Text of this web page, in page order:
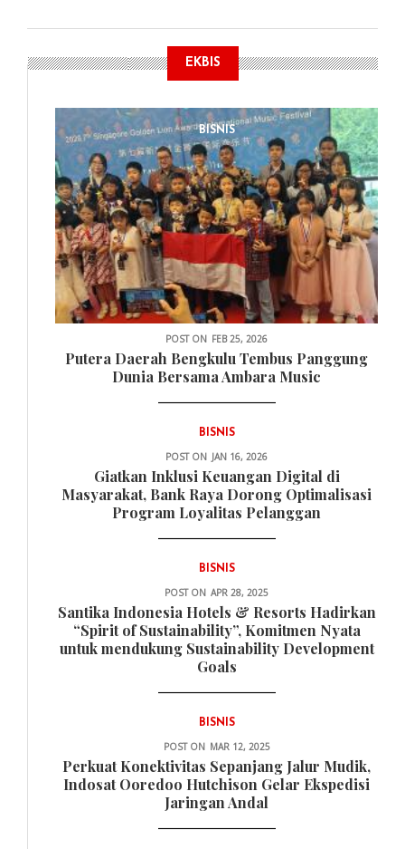
EKBIS
BISNIS
POST ON FEB 25, 2026
Putera Daerah Bengkulu Tembus Panggung
Dunia Bersama Ambara Music
BISNIS
POST ON JAN 16, 2026
Giatkan Inklusi Keuangan Digital di
Masyarakat, Bank Raya Dorong Optimalisasi
Program Loyalitas Pelanggan
BISNIS
POST ON APR 28, 2025
Santika Indonesia Hotels & Resorts Hadirkan
“Spirit of Sustainability”, Komitmen Nyata
untuk mendukung Sustainability Development
Goals
BISNIS
POST ON MAR 12, 2025
Perkuat Konektivitas Sepanjang Jalur Mudik,
Indosat Ooredoo Hutchison Gelar Ekspedisi
Jaringan Andal